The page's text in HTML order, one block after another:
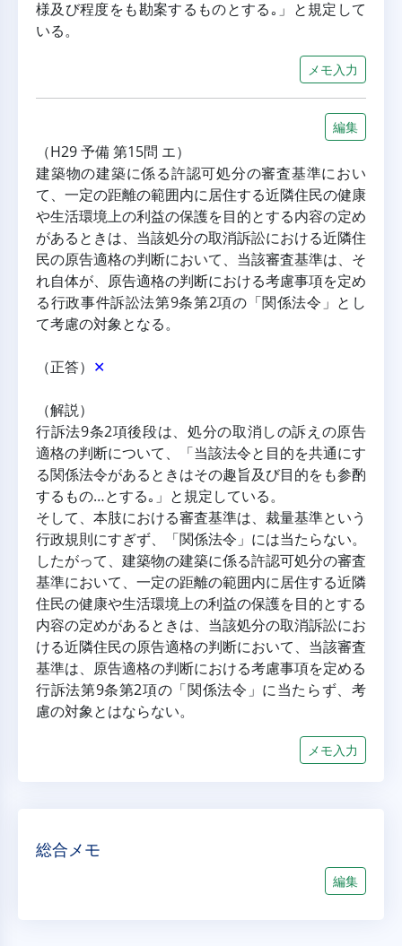
様及び程度をも勘案するものとする｡」と規定して
いる。
メモ入力
編集
（H29 予備 第15問 エ）
建築物の建築に係る許認可処分の審査基準におい
て、一定の距離の範囲内に居住する近隣住民の健康
や生活環境上の利益の保護を目的とする内容の定め
があるときは、当該処分の取消訴訟における近隣住
民の原告適格の判断において、当該審査基準は、そ
れ自体が、原告適格の判断における考慮事項を定め
る行政事件訴訟法第9条第2項の「関係法令」とし
て考慮の対象となる。
（正答） ✕
（解説）
行訴法9条2項後段は、処分の取消しの訴えの原告
適格の判断について、「当該法令と目的を共通にす
る関係法令があるときはその趣旨及び目的をも参酌
するもの…とする｡」と規定している。
そして、本肢における審査基準は、裁量基準という
行政規則にすぎず、「関係法令」には当たらない。
したがって、建築物の建築に係る許認可処分の審査
基準において、一定の距離の範囲内に居住する近隣
住民の健康や生活環境上の利益の保護を目的とする
内容の定めがあるときは、当該処分の取消訴訟にお
ける近隣住民の原告適格の判断において、当該審査
基準は、原告適格の判断における考慮事項を定める
行訴法第9条第2項の「関係法令」に当たらず、考
慮の対象とはならない。
メモ入力
総合メモ
編集